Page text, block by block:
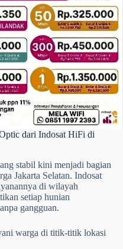
dari Indosat HiFi di
stabil kini menjadi bagian
Jakarta Selatan. Indosat
di wilayah
setiap hunian
gangguan.
warga di titik-titik lokasi